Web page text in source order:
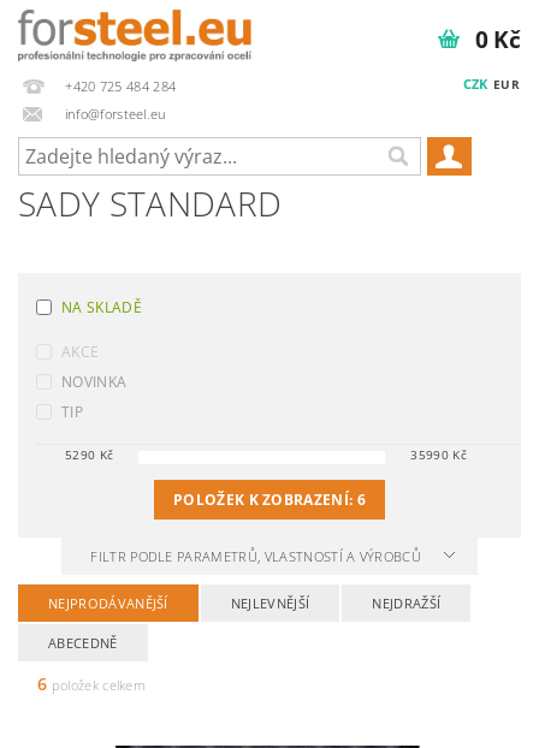
+420 725 484 284
info@forsteel.eu
CZK EUR
0 Kč
SADY STANDARD
NA SKLADĚ
AKCE
NOVINKA
TIP
5290 Kč 35990Kč
POLOŽEK K ZOBRAZENÍ: 6
FILTR PODLE PARAMETRŮ, VLASTNOSTÍ A VÝROBCŮ
NEJPRODÁVANĚJŠÍ NEJLEVNĚJŠÍ NEJDRAŽŠÍ
ABECEDNĚ
6 položek celkem